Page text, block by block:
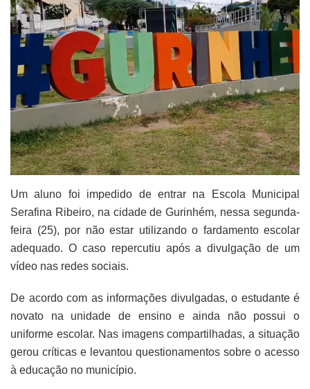
Um aluno foi impedido de entrar na Escola Municipal
Serafina Ribeiro, na cidade de Gurinhém, nessa segunda-
feira (25), por não estar utilizando o fardamento escolar
adequado. O caso repercutiu após a divulgação de um
vídeo nas redes sociais.
De acordo com as informações divulgadas, o estudante é
novato na unidade de ensino e ainda não possui o
uniforme escolar. Nas imagens compartilhadas, a situação
gerou críticas e levantou questionamentos sobre o acesso
à educação no município.